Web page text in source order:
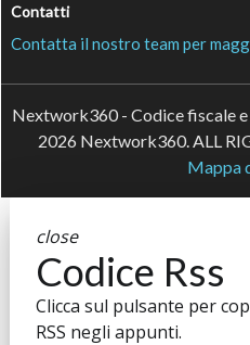
Contatti
Contatta il nostro team per
Nextwork360 - Codice fiscale
2026 Nextwork360. ALL
Mappa
close
Codice Rss
Clicca sul pulsante per
RSS negli appunti.